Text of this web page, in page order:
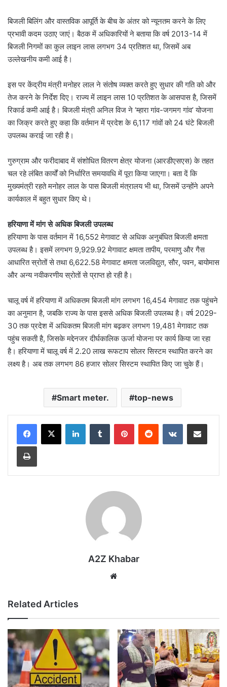
बिजली बिलिंग और वास्तविक आपूर्ति के बीच के अंतर को न्यूनतम करने के लिए
प्रभावी कदम उठाए जाएं। बैठक में अधिकारियों ने बताया कि वर्ष 2013-14 में
बिजली निगमों का कुल लाइन लास लगभग 34 प्रतिशत था, जिसमें अब
उल्लेखनीय कमी आई है।
इस पर केंद्रीय मंत्री मनोहर लाल ने संतोष व्यक्त करते हुए सुधार की गति को और
तेज करने के निर्देश दिए। राज्य में लाइन लास 10 प्रतिशत के आसपास है, जिसमें
रिकार्ड कमी आई है। बिजली मंत्री अनिल विज ने ‘म्हारा गांव-जगमग गांव’ योजना
का जिक्र करते हुए कहा कि वर्तमान में प्रदेश के 6,117 गांवों को 24 घंटे बिजली
उपलब्ध कराई जा रही है।
गुरुग्राम और फरीदाबाद में संशोधित वितरण क्षेत्र योजना (आरडीएसएस) के तहत
चल रहे लंबित कार्यों को निर्धारित समयावधि में पूरा किया जाएगा। बता दें कि
मुख्यमंत्री रहते मनोहर लाल के पास बिजली मंत्रालय भी था, जिसमें उन्होंने अपने
कार्यकाल में बहुत सुधार किए थे।
हरियाणा में मांग से अधिक बिजली उपलब्ध
हरियाणा के पास वर्तमान में 16,552 मेगावाट से अधिक अनुबंधित बिजली क्षमता
उपलब्ध है। इसमें लगभग 9,929.92 मेगावाट क्षमता तापीय, परमाणु और गैस
आधारित स्रोतों से तथा 6,622.58 मेगावाट क्षमता जलविद्युत, सौर, पवन, बायोमास
और अन्य नवीकरणीय स्रोतों से प्राप्त हो रही है।
चालू वर्ष में हरियाणा में अधिकतम बिजली मांग लगभग 16,454 मेगावाट तक पहुंचने
का अनुमान है, जबकि राज्य के पास इससे अधिक बिजली उपलब्ध है। वर्ष 2029-
30 तक प्रदेश में अधिकतम बिजली मांग बढ़कर लगभग 19,481 मेगावाट तक
पहुंच सकती है, जिसके मद्देनजर दीर्घकालिक ऊर्जा योजना पर कार्य किया जा रहा
है। हरियाणा में चालू वर्ष में 2.20 लाख रूफटाप सोलर सिस्टम स्थापित करने का
लक्ष्य है। अब तक लगभग 86 हजार सोलर सिस्टम स्थापित किए जा चुके हैं।
Smart meter. top-news
LinkedInTumblr PinterestReddit VKontakteShare via Email
Print
A2Z Khabar
Related Articles